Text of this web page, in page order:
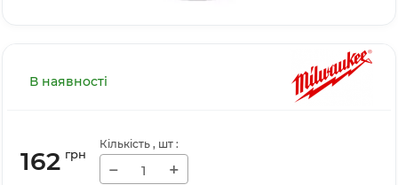
В наявності
162 грн
Кількість , шт :
− +